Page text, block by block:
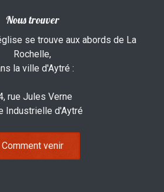
Nous trouver
se trouve aux abords de La
Rochelle,
la ville d'Aytré :
rue Jules Verne
Industrielle d'Aytré
Comment venir